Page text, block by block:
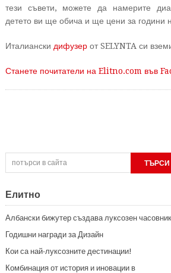
тези съвети, можете да намерите
детето ви ще обича и ще цени за години
Италиански дифузерот SELYNTA си
Станете почитатели на Elitno.com във
Елитно
Албански бижутер създава луксозен часовник
Годишни награди за Дизайн
Кои са най-луксозните дестинации!
Комбинация от история и иновации в